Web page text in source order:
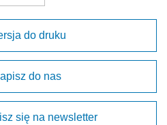
do druku
do nas
się na newsletter